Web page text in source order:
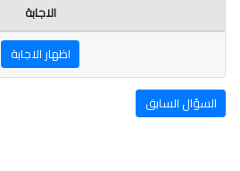
الاجابة
اظهار الاجابة
السؤال السابق